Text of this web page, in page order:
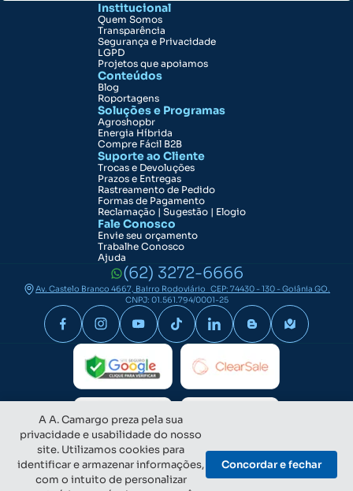
Institucional
Quem Somos
Transparência
Segurança e Privacidade
LGPD
Projetos que apoiamos
Conteúdos
Blog
Roportagens
Soluções e Programas
Agroshopbr
Energia Híbrida
Compre Fácil B2B
Suporte ao Cliente
Trocas e Devoluções
Prazos e Entregas
Rastreamento de Pedido
Formas de Pagamento
Reclamação | Sugestão | Elogio
Fale Conosco
Envie seu orçamento
Trabalhe Conosco
Ajuda
(62) 3272-6666
Av. Castelo Branco 4667, Bairro Rodoviário CEP: 74430 - 130 - Goiânia GO.
CNPJ: 01.561.794/0001-25
A A. Camargo preza pela sua
privacidade e usabilidade do nosso
site. Utilizamos cookies para
identificar e armazenar informações,
com o intuito de personalizar
Concordar e fechar